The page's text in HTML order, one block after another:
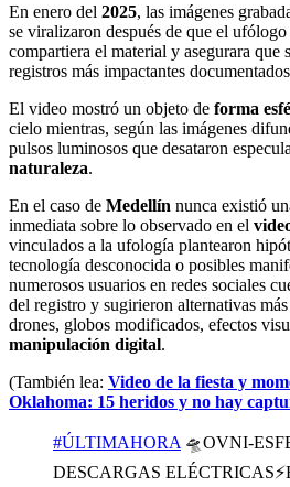
En enero del 2025, las imágenes
se viralizaron después de que el ufólogo
compartiera el material y asegurara que
registros más impactantes
El video mostró un objeto de forma
cielo mientras, según las imágenes
pulsos luminosos que desataron
naturaleza.
En el caso de Medellín nunca existió
inmediata sobre lo observado en el
vinculados a la ufología plantearon
tecnología desconocida o posibles
numerosos usuarios en redes sociales
del registro y sugirieron alternativas
drones, globos modificados, efectos
manipulación digital.
(También lea: Video de la fiesta y
Oklahoma: 15 heridos y no hay
#ÚLTIMAHORA 🛸OVNI-
DESCARGAS